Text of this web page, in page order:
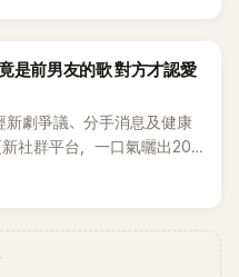
是前男友的歌 對方才認愛
新劇爭議、分手消息及健康
社群平台，一口氣曬出20
過，比起照片本身，更引